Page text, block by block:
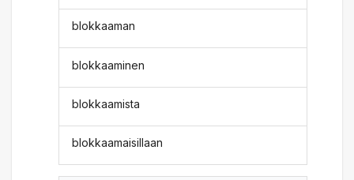
blokkaaman
blokkaaminen
blokkaamista
blokkaamaisillaan